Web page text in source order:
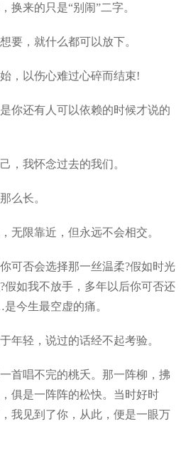
来的只是“别闹”二字。
，就什么都可以放下。
以伤心难过心碎而结束!
还有人可以依赖的时候才说的
我怀念过去的我们。
么长。
限靠近，但永远不会相交。
否会选择那一丝温柔?假如时光
假如我不放手，多年以后你可否还
今生最空虚的痛。
轻，说过的话经不起考验。
唱不完的桃夭。那一阵柳，拂
俱是一阵阵的松快。当时好时
我见到了你，从此，便是一眼万